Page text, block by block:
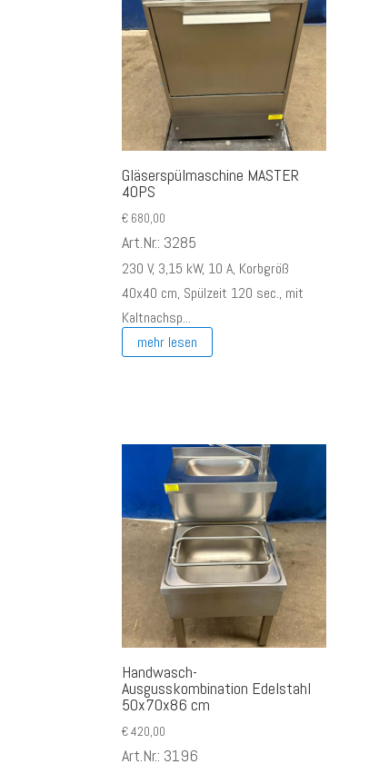
Gläserspülmaschine MASTER
40PS
€ 680,00
Art.Nr.: 3285
230 V, 3,15 kW, 10 A, Korbgröß
40x40 cm, Spülzeit 120 sec., mit
Kaltnachsp...
mehr lesen
Handwasch-
Ausgusskombination Edelstahl
50x70x86 cm
€420,00
Art.Nr.: 3196